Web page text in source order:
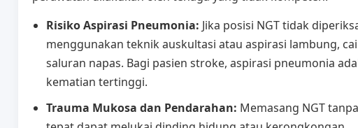
Risiko Aspirasi Pneumonia: Jika posisi NGT tidak
menggunakan teknik auskultasi atau aspirasi lambung,
saluran napas. Bagi pasien stroke, aspirasi pneumonia
kematian tertinggi.
Trauma Mukosa dan Pendarahan: Memasang NGT